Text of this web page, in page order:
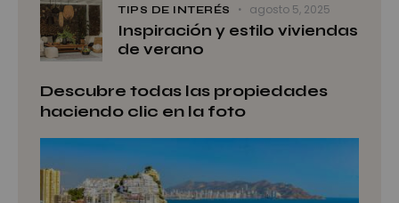
TIPS DE INTERÉS agosto 5, 2025
Inspiración y estilo viviendas
de verano
Descubre todas las propiedades
haciendo clic en la foto